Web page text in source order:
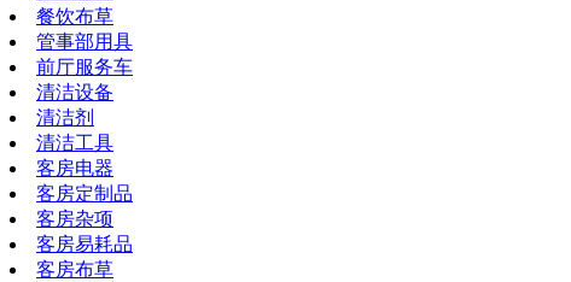
餐饮布草
管事部用具
前厅服务车
清洁设备
清洁剂
清洁工具
客房电器
客房定制品
客房杂项
客房易耗品
客房布草